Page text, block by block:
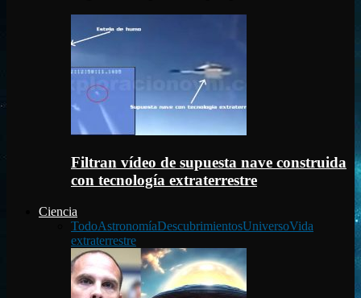
Filtran vídeo de supuesta nave construida
con tecnología extraterrestre
Ciencia
TodoAstronomíaDescubrimientosUniversoVida
extraterrestre